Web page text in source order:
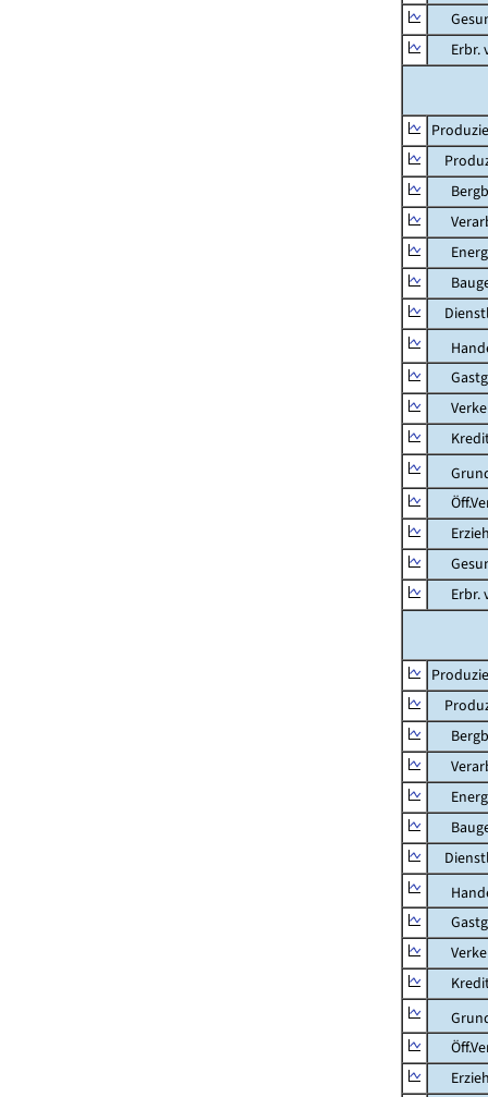
Erbr.
Erbr.